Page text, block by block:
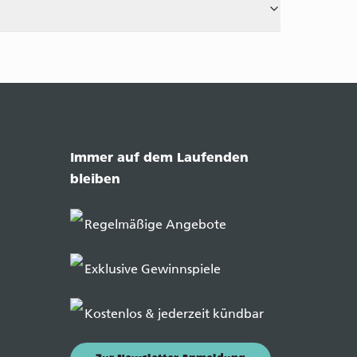
Immer auf dem Laufenden
bleiben
Regelmäßige Angebote
Exklusive Gewinnspiele
Kostenlos & jederzeit kündbar